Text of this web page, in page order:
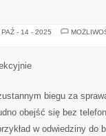
- 14 - 2025
biegu za
obejść się bez
w odwiedziny do